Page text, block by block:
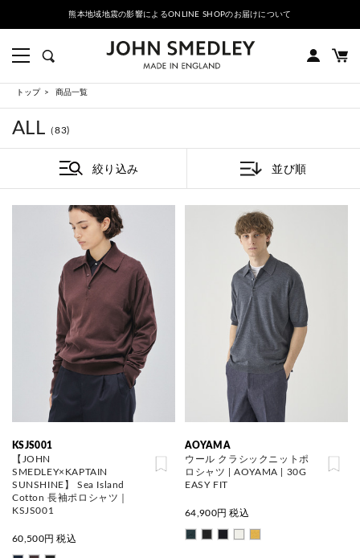
のお届けについて PRE ORDER｜2026秋冬コレクション先行
トップ 商品一覧
ALL （83)
絞り込み 並び順
KSJS001
【JOHN
SMEDLEY×KAPTAIN
SUNSHINE】 Sea Island
Cotton 長袖ポロシャツ｜
KSJS001
60,500円 税込
AOYAMA
ウール クラシックニットポ
ロシャツ | AOYAMA | 30G
EASY FIT
64,900円 税込